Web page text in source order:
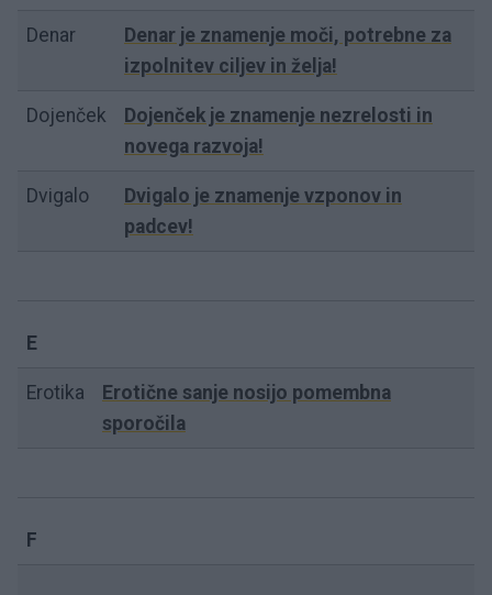
Denar
Denar je znamenje moči, potrebne za
izpolnitev ciljev in želja!
Dojenček
Dojenček je znamenje nezrelosti in
novega razvoja!
Dvigalo
Dvigalo je znamenje vzponov in
padcev!
E
Erotika
Erotične sanje nosijo pomembna
sporočila
F